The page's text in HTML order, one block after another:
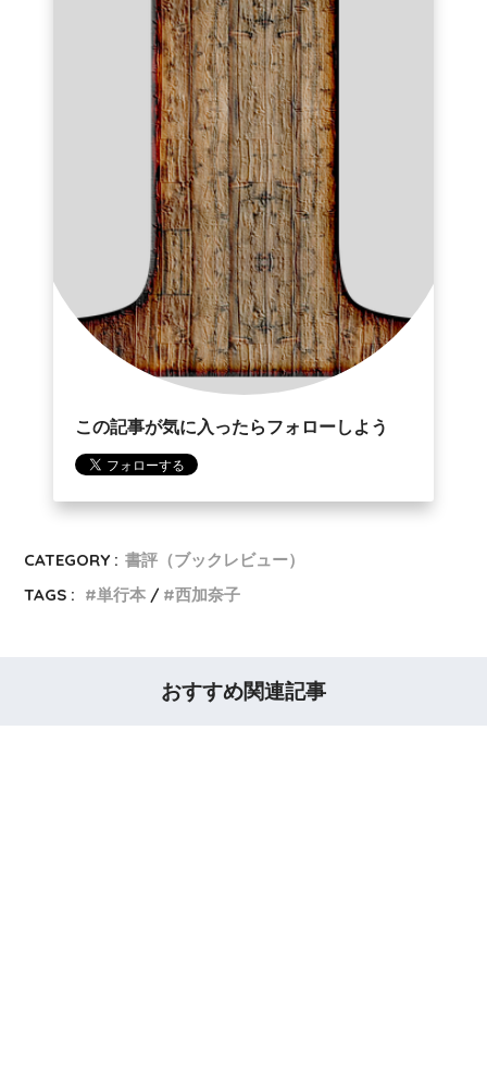
この記事が気に入ったらフォローしよう
CATEGORY : 書評（ブックレビュー）
TAGS :
単行本 西加奈子
おすすめ関連記事